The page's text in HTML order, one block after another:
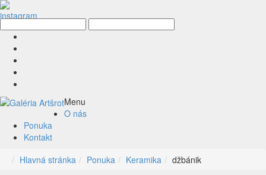
Menu
O nás
Ponuka
Kontakt
Hlavná stránka
Ponuka Keramika džbánik